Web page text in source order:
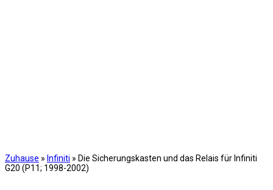
Zuhause » Infiniti » Die Sicherungskasten und das Relais für Infiniti
G20 (P11; 1998-2002)